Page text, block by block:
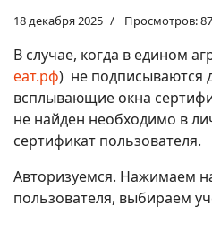
18 декабря 2025 Просмотров:
В случае, когда в едином
еат.рф) не подписываются
всплывающие окна
не найден необходимо в
сертификат пользователя.
Авторизуемся. Нажимаем
пользователя, выбираем